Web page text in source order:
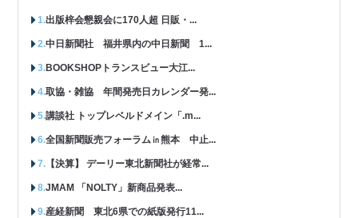
出版梓会懇親会に170人超 日販・...
中日新聞社 福井県内の中日新聞 1...
BOOKSHOPトランスビュー大江...
取協・雑協 年間発売日カレンダー発...
講談社 トップレベルドメイン「.m...
全国新聞販売フォーラム㏌熊本 中止...
【決算】 デーリー東北新聞社が経常...
JMAM 「NOLTY」新商品発表...
産経新聞 東北6県での紙版発行11...